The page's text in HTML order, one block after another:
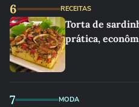
6 RECEITAS
Torta de
prática,
7 MODA